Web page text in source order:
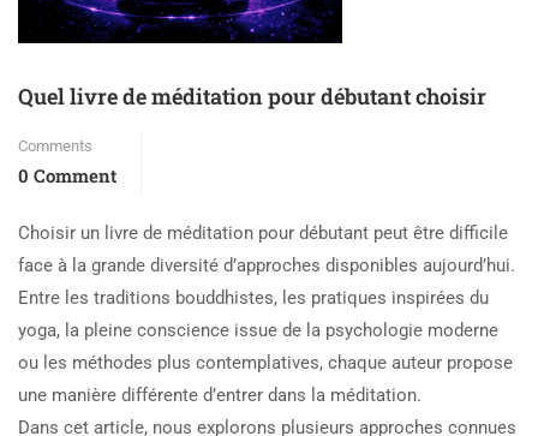
Quel livre de méditation pour débutant choisir
Comments
0 Comment
Choisir un livre de méditation pour débutant peut être difficile
face à la grande diversité d’approches disponibles aujourd’hui.
Entre les traditions bouddhistes, les pratiques inspirées du
yoga, la pleine conscience issue de la psychologie moderne
ou les méthodes plus contemplatives, chaque auteur propose
une manière différente d’entrer dans la méditation.
Dans cet article, nous explorons plusieurs approches connues